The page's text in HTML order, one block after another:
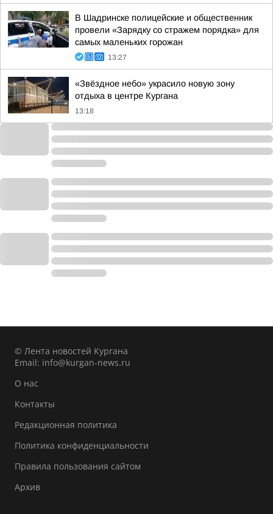
В Шадринске полицейские и общественник
провели «Зарядку со стражем порядка» для
самых маленьких горожан
13:27
«Звёздное небо» украсило новую зону
отдыха в центре Кургана
13:18
© Лента новостей Кургана
Email: info@kurgan-news.ru
О нас
Контакты
Редакционная политика
Политика конфиденциальности
Правила пользования сайтом
Архив